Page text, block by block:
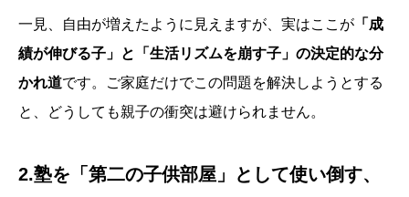
一見、自由が増えたように見えますが、実はここが 「成
績が伸びる子」と「生活リズムを崩す子」の決定的な分
かれ道です。ご家庭だけでこの問題を解決しようとする
と、どうしても親子の衝突は避けられません。
2.塾を「第二の子供部屋」として使い倒す、